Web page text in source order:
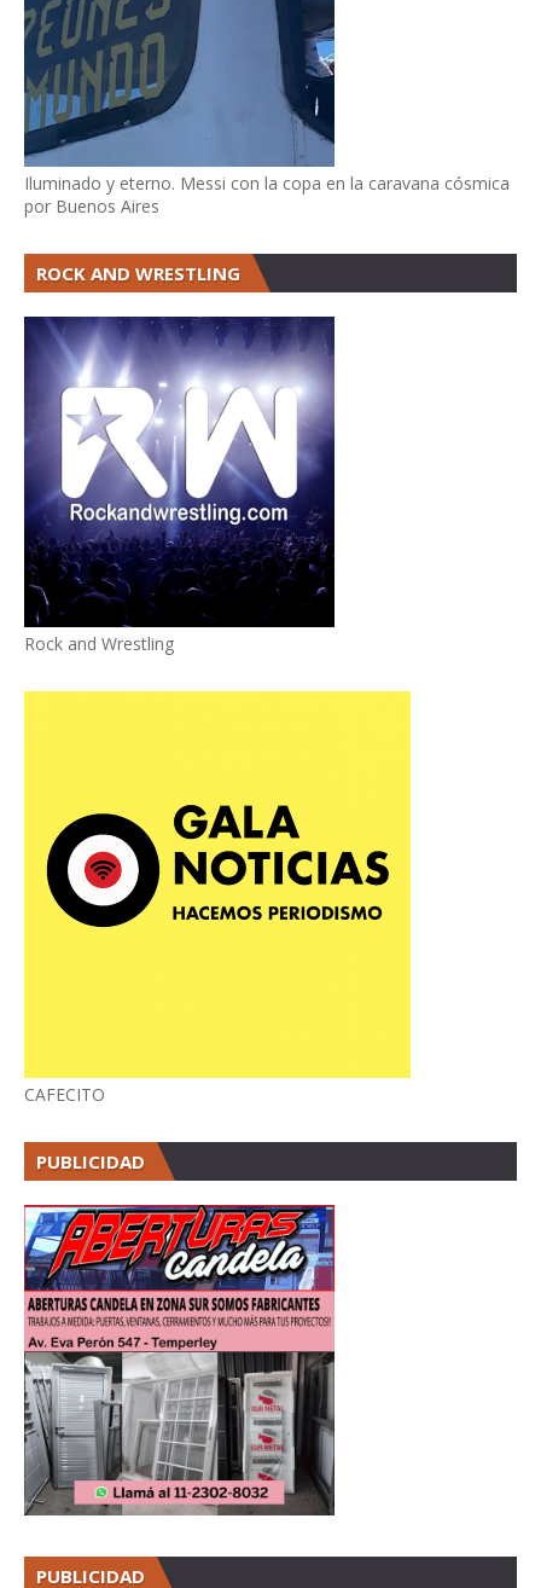
Iluminado y eterno. Messi con la copa en la caravana cósmica
por Buenos Aires
ROCK AND WRESTLING
Rock and Wrestling
CAFECITO
PUBLICIDAD
PUBLICIDAD